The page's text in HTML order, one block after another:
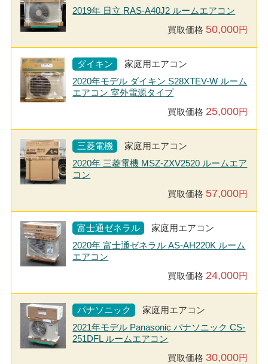
2019年 日立 RAS-A40J2 ルームエアコン
買取価格 50,000円
ダイキン
家庭用エアコン
2020年モデル ダイキン S28XTEV-W ルーム
エアコン 室外電源タイプ
買取価格 25,000円
三菱電機
家庭用エアコン
2020年 三菱電機 MSZ-ZXV2520 ルームエア
コン
買取価格 57,000円
富士通ゼネラル
家庭用エアコン
2020年 富士通ゼネラル AS-AH220K ルーム
エアコン
買取価格 24,000円
パナソニック
家庭用エアコン
2021年モデル Panasonic パナソニック CS-
251DFL ルームエアコン
買取価格 30,000円